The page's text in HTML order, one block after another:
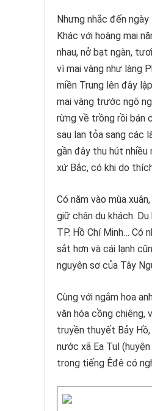
Nhưng nhắc đến
Khác với hoàng mai
nhau, nở bạt ngàn,
vì mai vàng như làng
miền Trung lên đây
mai vàng trước ngõ
rừng về trồng rồi bán
sau lan tỏa sang các
gần đây thu hút
xứ Bắc, có khi do
Có năm vào mùa
giữ chân du khách.
TP. Hồ Chí Minh… Có
sắt hơn và cái lạnh
nguyên sơ của Tây
Cùng với ngắm hoa
văn hóa cồng chiêng,
truyền thuyết Bảy
nước xã Ea Tul
trong tiếng Êđê có